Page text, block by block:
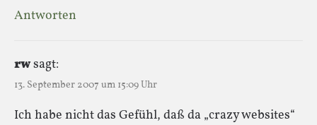
Antworten
rwsagt:
13. September 2007 um 15:09 Uhr
Ich habe nicht das Gefühl, daß da „crazy websites“